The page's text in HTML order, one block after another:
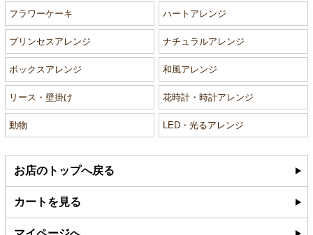
フラワーケーキ ハートアレンジ
プリンセスアレンジ ナチュラルアレンジ
ボックスアレンジ 和風アレンジ
リース・壁掛け 花時計・時計アレンジ
動物 LED・光るアレンジ
お店のトップへ戻る
カートを見る